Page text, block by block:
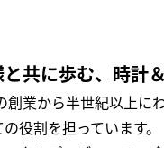
共に歩む、時計
創業から半世紀以上に
役割を担っています。